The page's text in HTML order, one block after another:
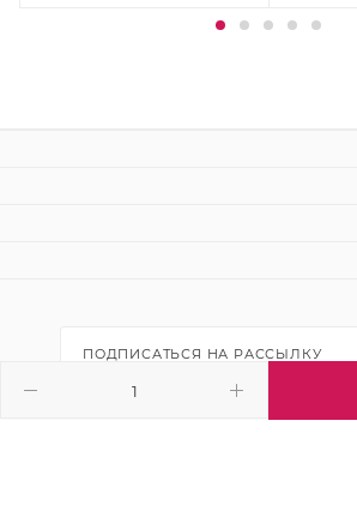
ПОДПИСАТЬСЯ НА РАССЫЛКУ